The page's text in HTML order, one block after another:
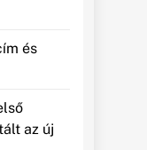
és
az új